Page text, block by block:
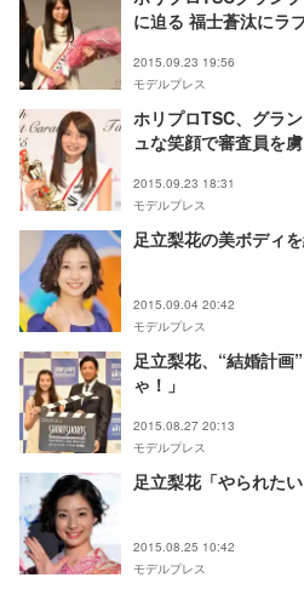
に迫る 福士蒼汰にラ
2015.09.23 19:56
モデルプレス
ホリプロTSC、グラ
ュな笑顔で審査員を
2015.09.23 18:31
モデルプレス
足立梨花の美ボディ
2015.09.04 20:42
モデルプレス
足立梨花、“結婚計画
ゃ！」
2015.08.27 20:13
モデルプレス
足立梨花「やられた
2015.08.25 10:42
モデルプレス